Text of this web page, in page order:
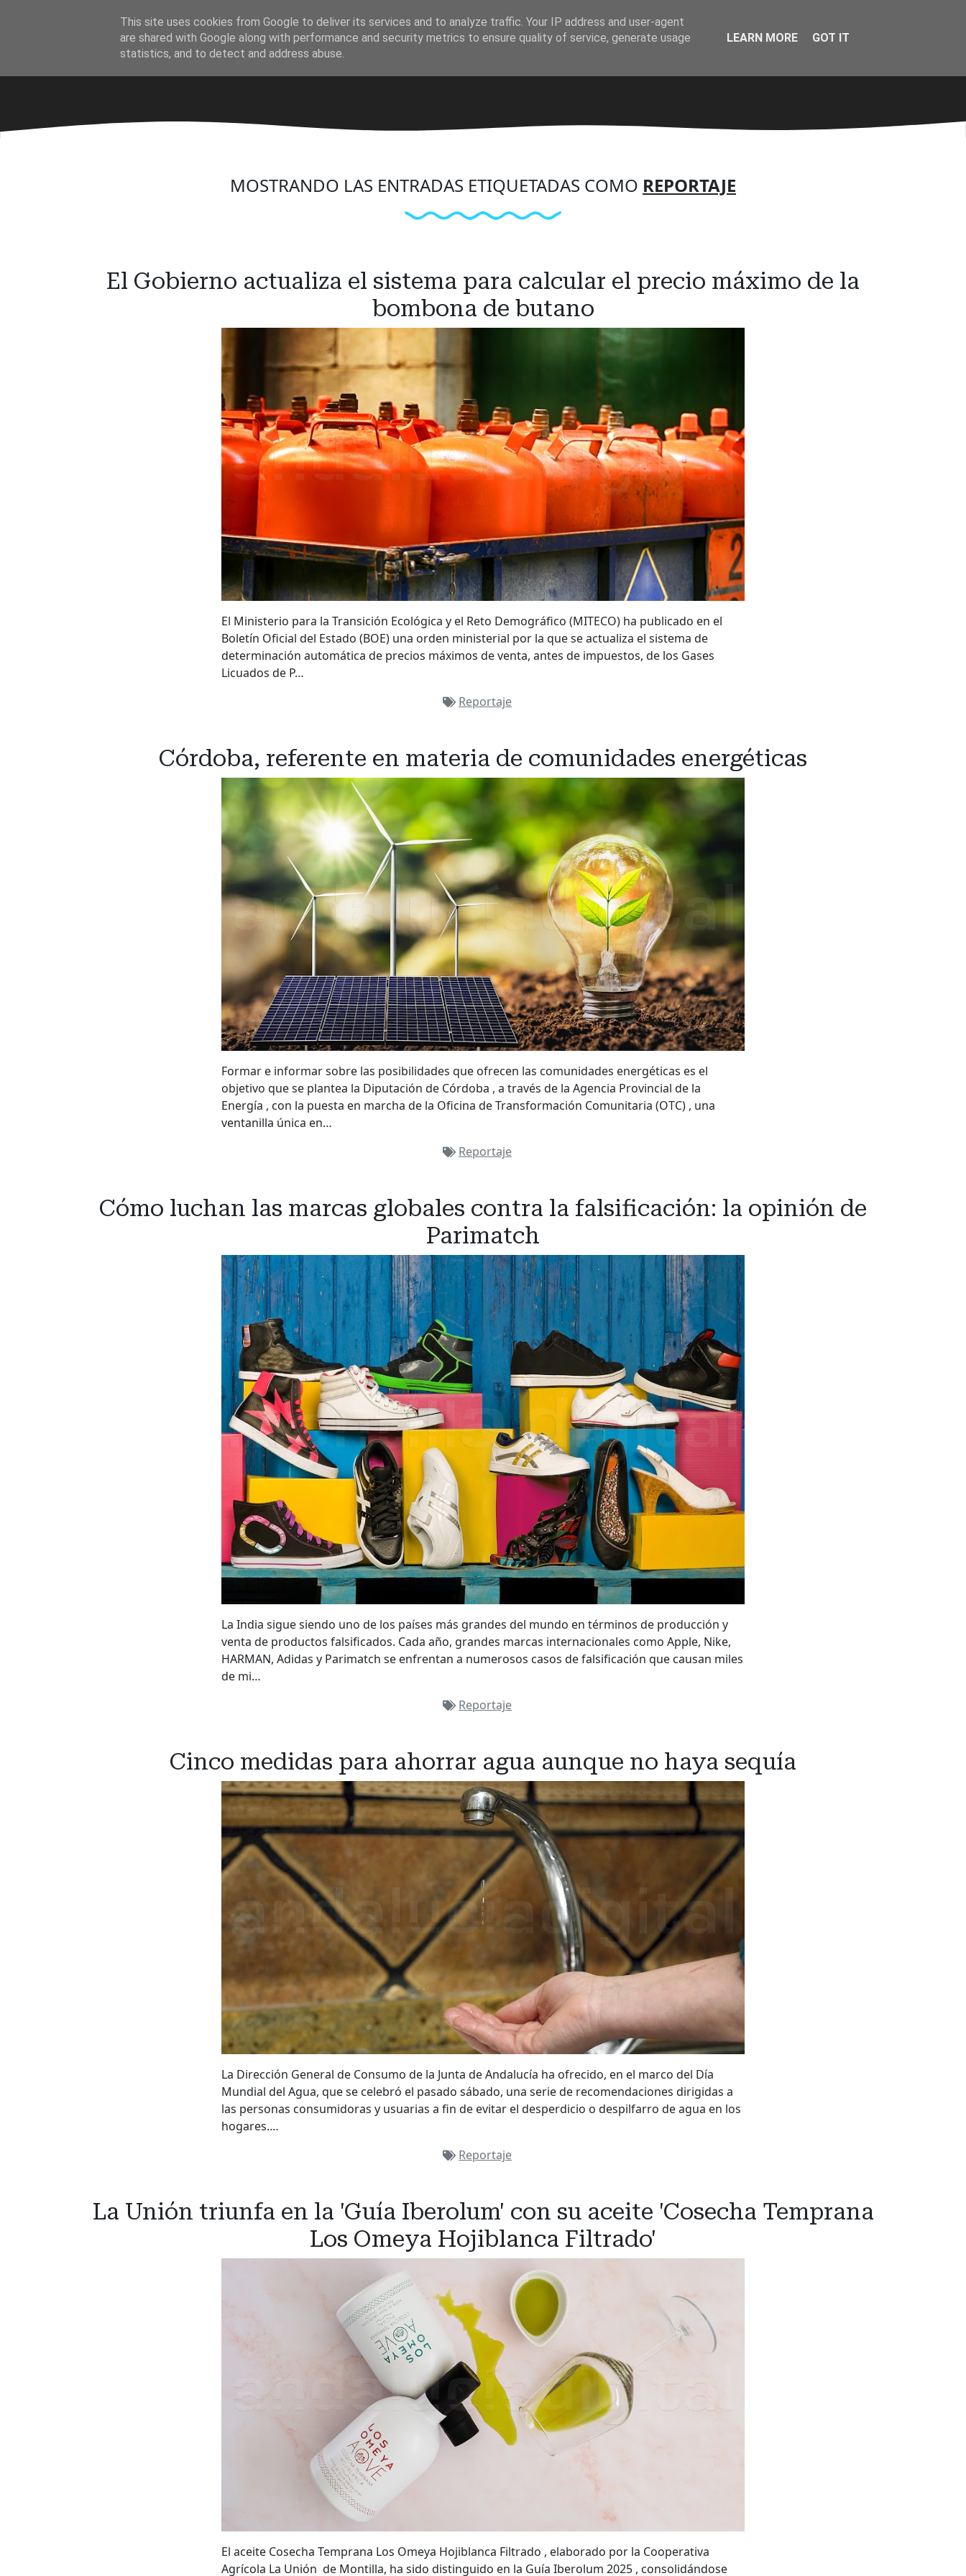
·
MOSTRANDO LAS ENTRADAS ETIQUETADAS COMO REPORTAJE
El Gobierno actualiza el sistema para calcular el precio máximo de la
bombona de butano
El Ministerio para la Transición Ecológica y el Reto Demográfico (MITECO) ha publicado en el
Boletín Oficial del Estado (BOE) una orden ministerial por la que se actualiza el sistema de
determinación automática de precios máximos de venta, antes de impuestos, de los Gases
Licuados de P…
Reportaje
Córdoba, referente en materia de comunidades energéticas
Formar e informar sobre las posibilidades que ofrecen las comunidades energéticas es el
objetivo que se plantea la Diputación de Córdoba , a través de la Agencia Provincial de la
Energía , con la puesta en marcha de la Oficina de Transformación Comunitaria (OTC) , una
ventanilla única en…
Reportaje
Cómo luchan las marcas globales contra la falsificación: la opinión de
Parimatch
La India sigue siendo uno de los países más grandes del mundo en términos de producción y
venta de productos falsificados. Cada año, grandes marcas internacionales como Apple, Nike,
HARMAN, Adidas y Parimatch se enfrentan a numerosos casos de falsificación que causan miles
de mi…
Reportaje
Cinco medidas para ahorrar agua aunque no haya sequía
La Dirección General de Consumo de la Junta de Andalucía ha ofrecido, en el marco del Día
Mundial del Agua, que se celebró el pasado sábado, una serie de recomendaciones dirigidas a
las personas consumidoras y usuarias a fin de evitar el desperdicio o despilfarro de agua en los
hogares.…
Reportaje
La Unión triunfa en la 'Guía Iberolum' con su aceite 'Cosecha Temprana
Los Omeya Hojiblanca Filtrado'
El aceite Cosecha Temprana Los Omeya Hojiblanca Filtrado , elaborado por la Cooperativa
Agrícola La Unión de Montilla, ha sido distinguido en la Guía Iberolum 2025 , consolidándose
This site uses cookies from Google to deliver its services and to analyze traffic. Your IP address and user-agent
are shared with Google along with performance and security metrics to ensure quality of service, generate usage
statistics, and to detect and address abuse.
LEARN MORE GOT IT